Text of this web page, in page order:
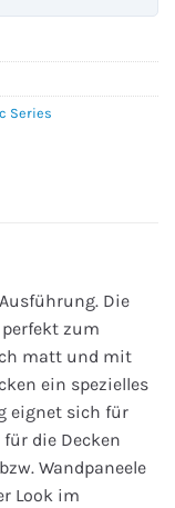
Series
Die
zum
matt und mit
ein spezielles
eignet sich für
die Decken
Wandpaneele
Look im